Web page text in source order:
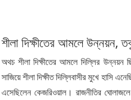
শীলা দিক্ষীতের আমলে উন্নয়ন,
অথচ শীলা দিক্ষীতের আমলে দিল্লির
সাজিয়ে শীলা দিক্ষীত দিল্লিবাসীর মুখে হাসি
এসেছিলেন কেজরিওয়াল। রাজনীতির